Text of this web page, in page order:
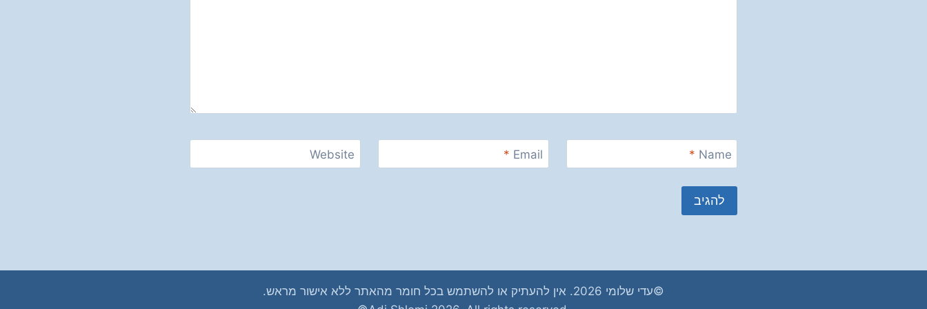
Name
*
Email
*
Website
©עדי שלומי 2026. אין להעתיק או להשתמש בכל חומר מהאתר ללא אישור מראש.